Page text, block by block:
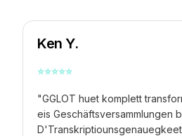
Ken Y.
⭐⭐⭐⭐⭐
"GGLOT huet komplett
eis Geschäftsversammlungen